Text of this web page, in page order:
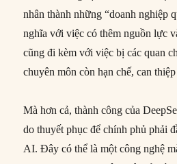
nhân thành những “doanh nghiệp
nghĩa với việc có thêm nguồn lực
cũng đi kèm với việc bị các quan
chuyên môn còn hạn chế, can
Mà hơn cả, thành công của
do thuyết phục để chính phủ phải
AI. Đây có thể là một công nghệ